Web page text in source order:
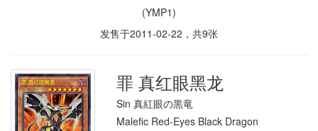
(YMP1)
发售于2011-02-22 ，共9张
罪 真红眼黑龙
Sin 真紅眼の黒竜
Malefic Red-Eyes Black Dragon